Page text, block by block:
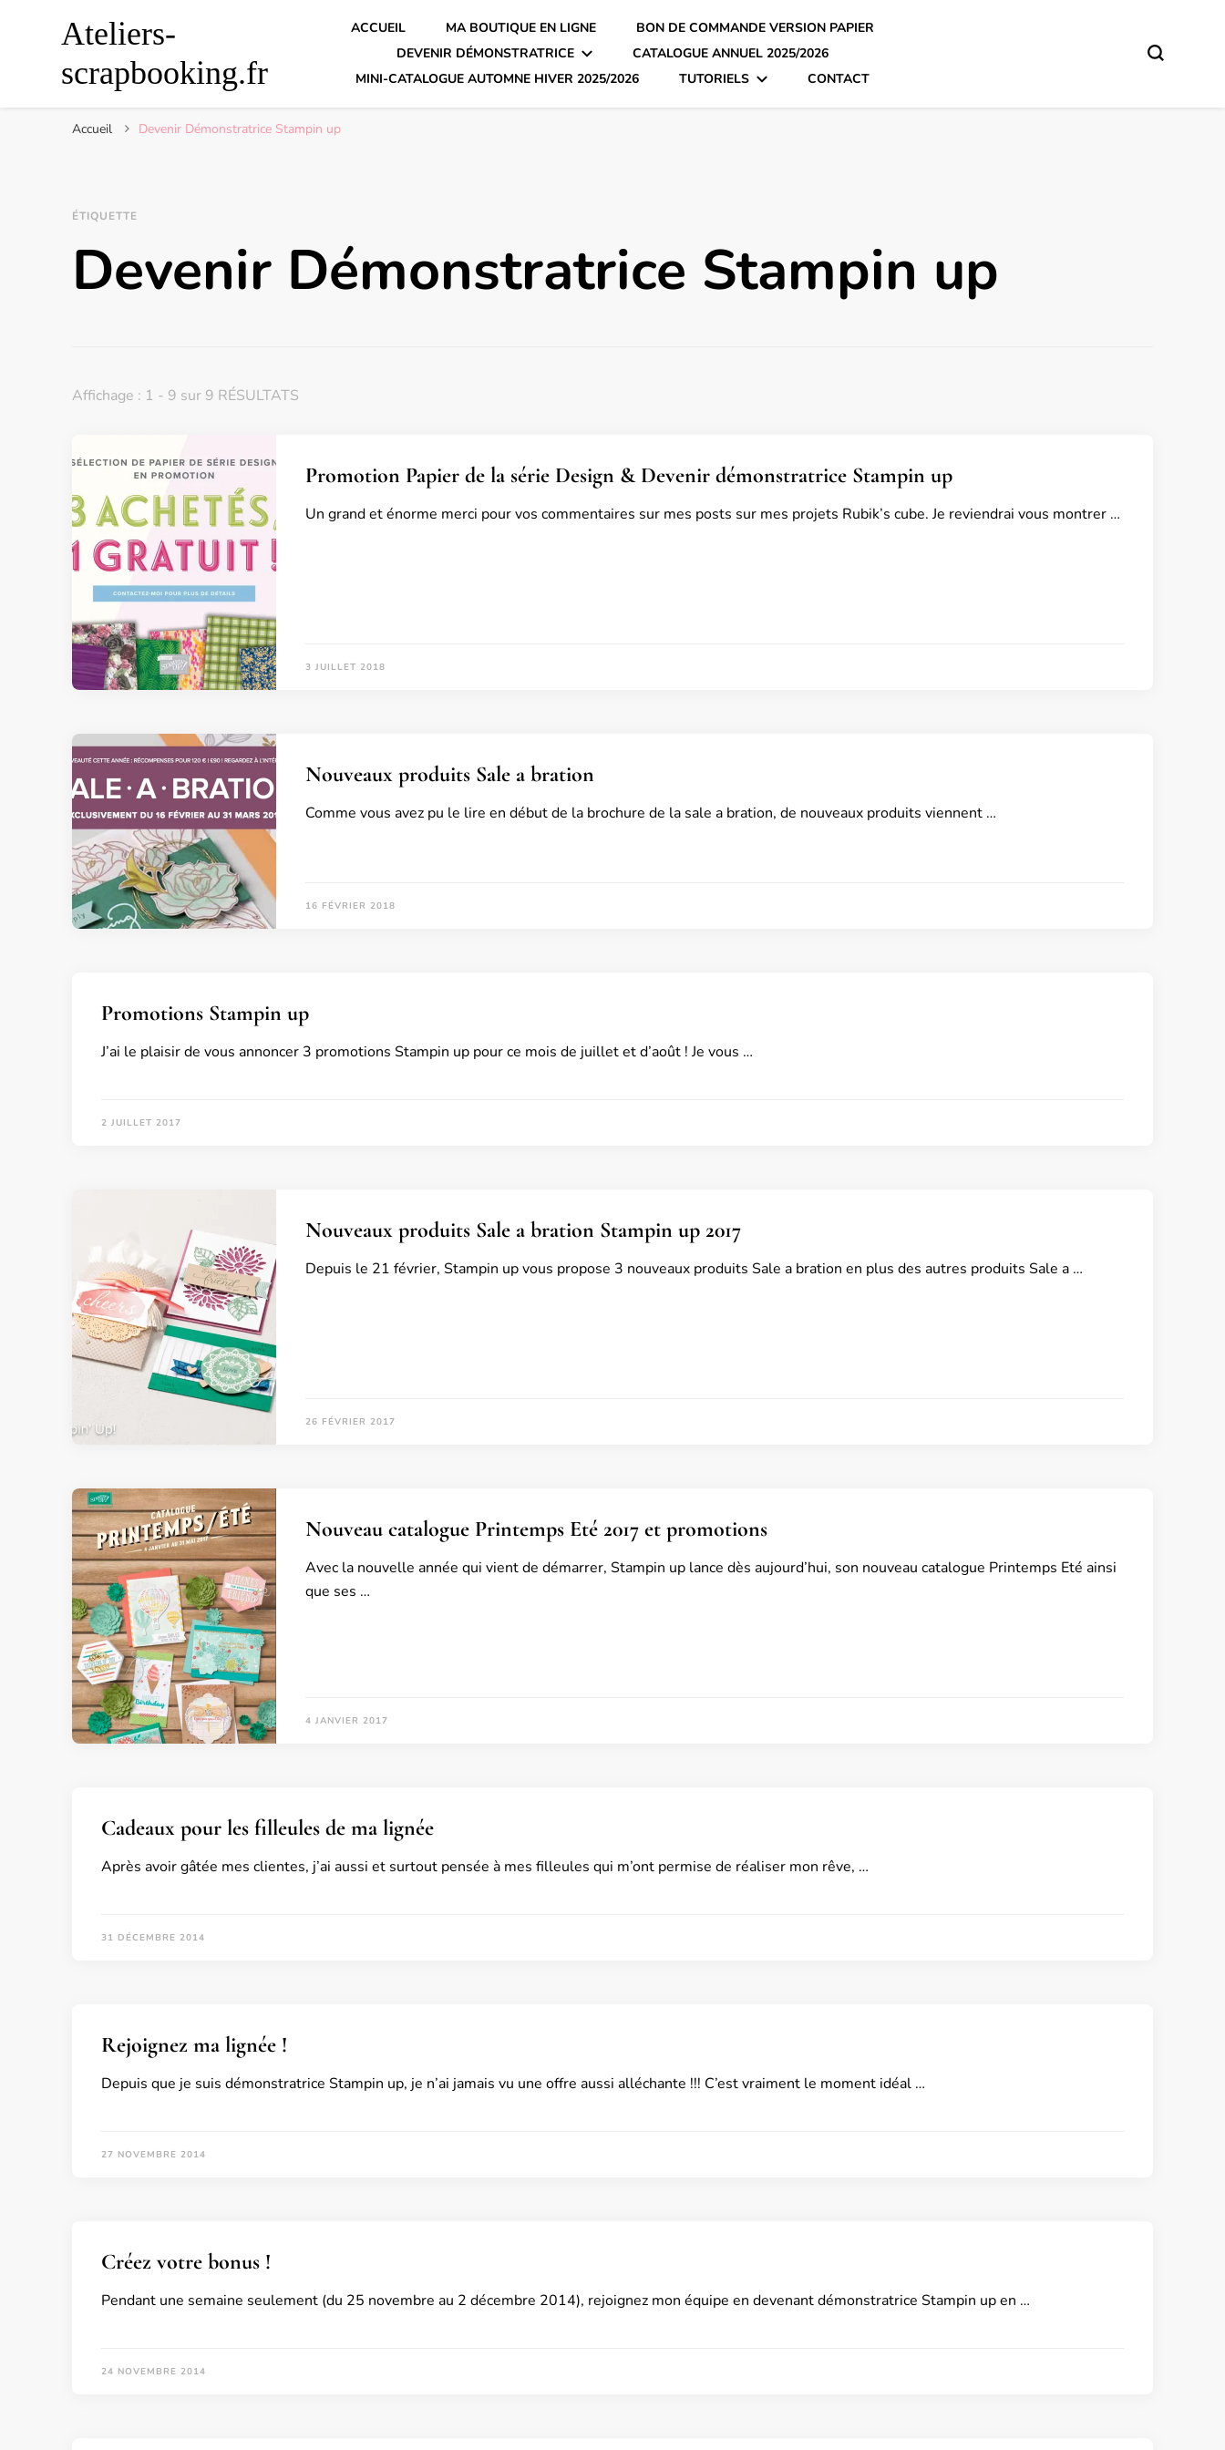
Ateliers-
scrapbooking.fr
ACCUEIL MA BOUTIQUE EN LIGNE
BON DE COMMANDE VERSION PAPIER
DEVENIR DÉMONSTRATRICE
CATALOGUE ANNUEL 2025/2026
MINI-CATALOGUE AUTOMNE HIVER 2025/2026
TUTORIELS CONTACT
Accueil Devenir Démonstratrice Stampin up
ÉTIQUETTE
Devenir Démonstratrice Stampin up
Affichage : 1 - 9 sur 9 RÉSULTATS
Promotion Papier de la série Design & Devenir démonstratrice Stampin up
Un grand et énorme merci pour vos commentaires sur mes posts sur mes projets Rubik’s cube. Je reviendrai vous montrer …
3 JUILLET 2018
Nouveaux produits Sale a bration
Comme vous avez pu le lire en début de la brochure de la sale a bration, de nouveaux produits viennent …
16 FÉVRIER 2018
Promotions Stampin up
J’ai le plaisir de vous annoncer 3 promotions Stampin up pour ce mois de juillet et d’août ! Je vous …
2 JUILLET 2017
Nouveaux produits Sale a bration Stampin up 2017
Depuis le 21 février, Stampin up vous propose 3 nouveaux produits Sale a bration en plus des autres produits Sale a …
26 FÉVRIER 2017
Nouveau catalogue Printemps Eté 2017 et promotions
Avec la nouvelle année qui vient de démarrer, Stampin up lance dès aujourd’hui, son nouveau catalogue Printemps Eté ainsi
que ses …
4 JANVIER 2017
Cadeaux pour les filleules de ma lignée
Après avoir gâtée mes clientes, j’ai aussi et surtout pensée à mes filleules qui m’ont permise de réaliser mon rêve, …
31 DÉCEMBRE 2014
Rejoignez ma lignée !
Depuis que je suis démonstratrice Stampin up, je n’ai jamais vu une offre aussi alléchante !!! C’est vraiment le moment idéal …
27 NOVEMBRE 2014
Créez votre bonus !
Pendant une semaine seulement (du 25 novembre au 2 décembre 2014), rejoignez mon équipe en devenant démonstratrice Stampin up en …
24 NOVEMBRE 2014